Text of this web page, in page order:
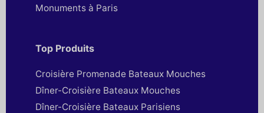
Monuments à Paris
Top Produits
Croisière Promenade Bateaux Mouches
Dîner-Croisière Bateaux Mouches
Dîner-Croisière Bateaux Parisiens